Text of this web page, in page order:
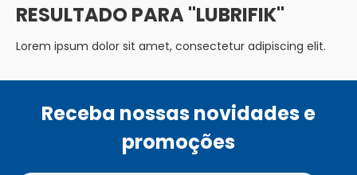
LUBRIFIK
Lorem ipsum dolor sit amet, consectetur adipiscing elit.
Receba nossas novidades e
promoções